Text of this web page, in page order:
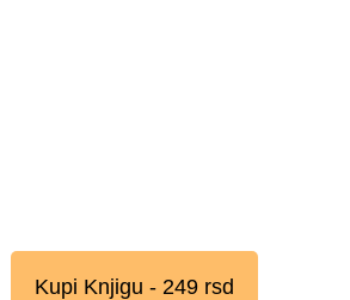
Kupi Knjigu - 249 rsd